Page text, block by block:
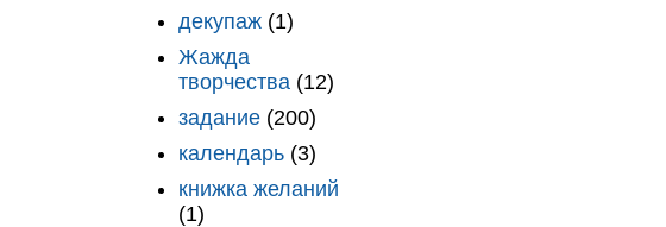
декупаж (1)
Жажда
творчества (12)
задание (200)
календарь (3)
книжка желаний
(1)